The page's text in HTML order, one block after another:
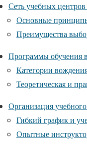
Сеть учебных
Основные
Преимущества
Программы обучения
Категории
Теоретическая и
Организация
Гибкий график и
Опытные